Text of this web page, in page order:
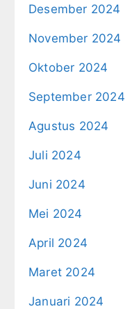
Desember 2024
November 2024
Oktober 2024
September 2024
Agustus 2024
Juli 2024
Juni 2024
Mei 2024
April 2024
Maret 2024
Januari 2024